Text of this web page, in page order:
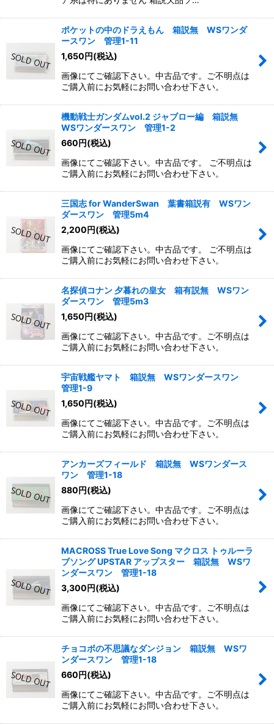
ポケットの中のドラえもん 箱説無 WSワンダ
ースワン 管理1-11
1,650円(税込)
画像にてご確認下さい。中古品です。ご不明点は
ご購入前にお気軽にお問い合わせ下さい。
機動戦士ガンダムvol.2 ジャブロー編 箱説無
WSワンダースワン 管理1-2
660円(税込)
画像にてご確認下さい。中古品です。 ご不明点は
ご購入前にお気軽にお問い合わせ下さい。
三国志 for WanderSwan 葉書箱説有 WSワン
ダースワン 管理5m4
2,200円(税込)
画像にてご確認下さい。中古品です。 ご不明点は
ご購入前にお気軽にお問い合わせ下さい。
名探偵コナン 夕暮れの皇女 箱有説無 WSワン
ダースワン 管理5m3
1,650円(税込)
画像にてご確認下さい。中古品です。ご不明点は
ご購入前にお気軽にお問い合わせ下さい。
宇宙戦艦ヤマト 箱説無 WSワンダースワン
管理1-9
1,650円(税込)
画像にてご確認下さい。中古品です。ご不明点は
ご購入前にお気軽にお問い合わせ下さい。
アンカーズフィールド 箱説無 WSワンダース
ワン 管理1-18
880円(税込)
画像にてご確認下さい。中古品です。ご不明点は
ご購入前にお気軽にお問い合わせ下さい。
MACROSS True Love Song マクロス トゥルーラ
ブソング UPSTAR アップスター 箱説無 WSワ
ンダースワン 管理1-18
3,300円(税込)
画像にてご確認下さい。中古品です。ご不明点は
ご購入前にお気軽にお問い合わせ下さい。
チョコボの不思議なダンジョン 箱説無 WSワ
ンダースワン 管理1-18
660円(税込)
画像にてご確認下さい。中古品です。ご不明点は
ご購入前にお気軽にお問い合わせ下さい。